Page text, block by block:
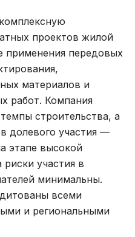
проектов жилой
применения передовых
материалов и
работ. Компания
строительства, а
долевого участия —
этапе высокой
участия в
минимальны.
всеми
и региональными